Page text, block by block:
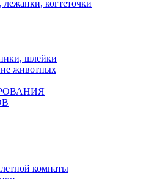
когтеточки
шлейки
животных
комнаты